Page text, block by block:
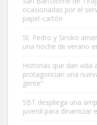
Este gato macho ha
es muy manso y
Leales.org » Gran Canaria
ocasionadas por el
papel-cartón
St. Pedro y Siroko
una noche de verano
Historias que dan vida
protagonizan una
gente”
SBT despliega una
juvenil para dinamizar